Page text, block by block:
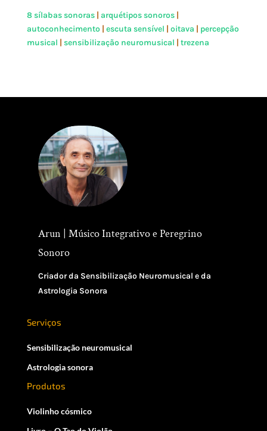
8 sílabas sonoras| arquétipos sonoros|
autoconhecimento| escuta sensível | oitava | percepção
musical | sensibilização neuromusical | trezena
Arun | Músico Integrativo e Peregrino
Sonoro
Criador da Sensibilização Neuromusical e da
Astrologia Sonora
Serviços
Sensibilização neuromusical
Astrologia sonora
Produtos
Violinho cósmico